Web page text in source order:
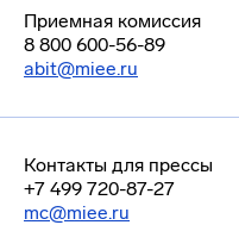
Приемная комиссия
8 800 600-56-89
abit@miee.ru
Контакты для прессы
+7 499 720-87-27
mc@miee.ru